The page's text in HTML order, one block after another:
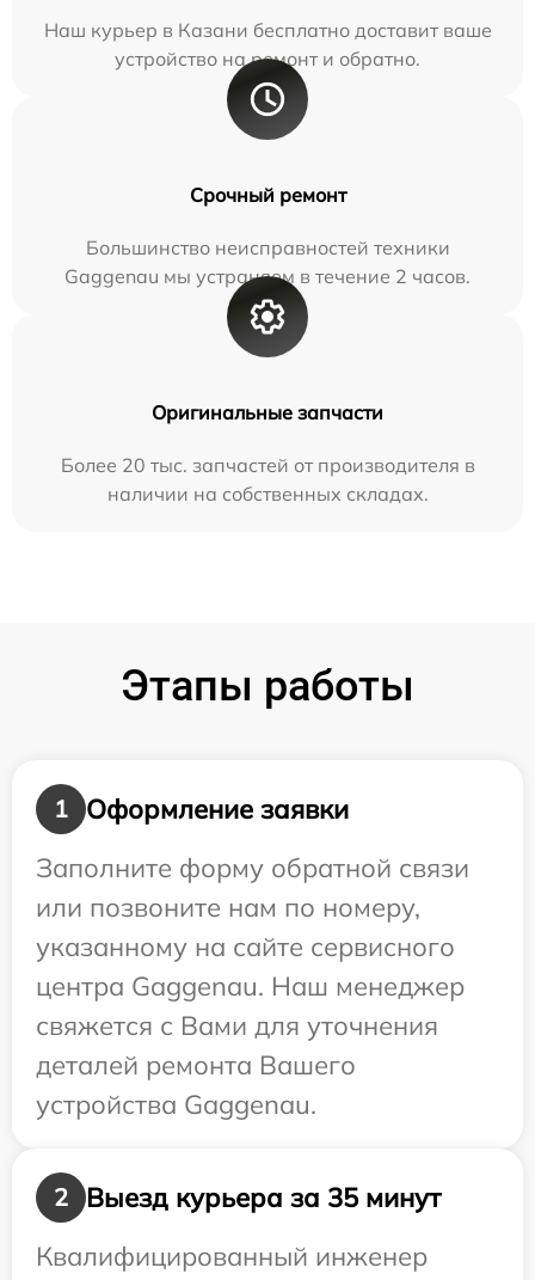
Наш курьер в Казани бесплатно доставит ваше
устройство на ремонт и обратно.
Срочный ремонт
Большинство неисправностей техники
Gaggenau мы устраняем в течение 2 часов.
Оригинальные запчасти
Более 20 тыс. запчастей от производителя в
наличии на собственных складах.
Этапы работы
1
Оформление заявки
Заполните форму обратной связи
или позвоните нам по номеру,
указанному на сайте сервисного
центра Gaggenau. Наш менеджер
свяжется с Вами для уточнения
деталей ремонта Вашего
устройства Gaggenau.
2
Выезд курьера за 35 минут
Квалифицированный инженер